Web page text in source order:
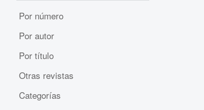
Por número
Por autor
Por título
Otras revistas
Categorías